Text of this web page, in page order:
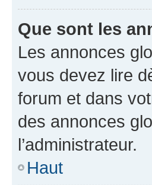
Que sont les
Les annonces
vous devez lire
forum et dans
des annonces
l’administrateur.
Haut